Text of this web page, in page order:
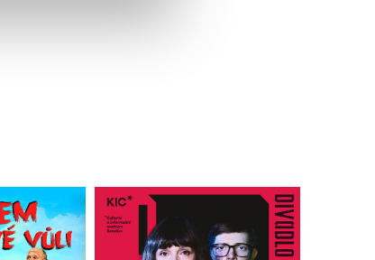
varianty. Svoji volbu